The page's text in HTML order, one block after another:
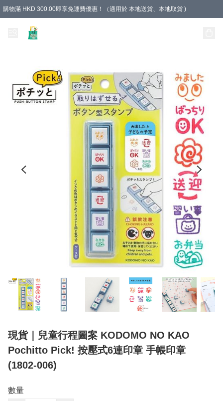
購物滿 HKD 300.00即享免運費優惠！（適用於 本地送貨、本地取貨 )
現貨｜兒童行程圖案 KODOMO NO KAO
Pochitto Pick! 按壓式6連印章 手帳印章
(1802-006)
數量